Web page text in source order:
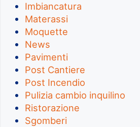
Imbiancatura
Materassi
Moquette
News
Pavimenti
Post Cantiere
Post Incendio
Pulizia cambio inquilino
Ristorazione
Sgomberi